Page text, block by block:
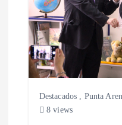
ó
n
d
Destacados Punta
8 views